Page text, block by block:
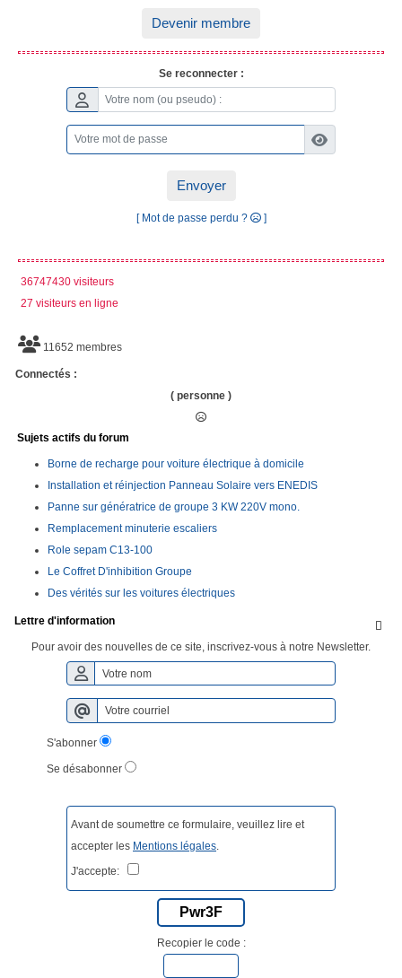
Devenir membre
Se reconnecter :
Envoyer
[ Mot de passe perdu ? ]
36747430 visiteurs
27 visiteurs en ligne
11652 membres
Connectés :
( personne )
Sujets actifs du forum
Borne de recharge pour voiture électrique à domicile
Installation et réinjection Panneau Solaire vers ENEDIS
Panne sur génératrice de groupe 3 KW 220V mono.
Remplacement minuterie escaliers
Role sepam C13-100
Le Coffret D'inhibition Groupe
Des vérités sur les voitures électriques

Lettre d'information
Pour avoir des nouvelles de ce site, inscrivez-vous à notre Newsletter.
S'abonner
Se désabonner
Avant de soumettre ce formulaire, veuillez lire et
accepter les Mentions légales.
J'accepte:
Pwr3F
Recopier le code :